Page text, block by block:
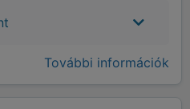
További információk